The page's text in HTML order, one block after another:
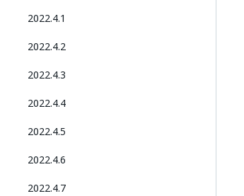
2022.4.1
2022.4.2
2022.4.3
2022.4.4
2022.4.5
2022.4.6
2022.4.7